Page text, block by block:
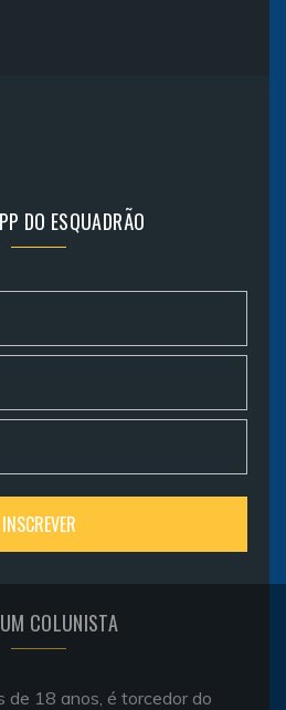
DO ESQUADRÃO
COLUNISTA
de 18 anos, é torcedor do